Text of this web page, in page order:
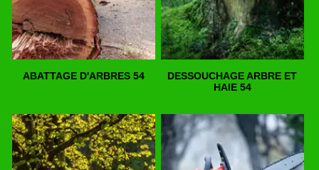
ABATTAGE D'ARBRES 54
DESSOUCHAGE ARBRE ET
HAIE 54